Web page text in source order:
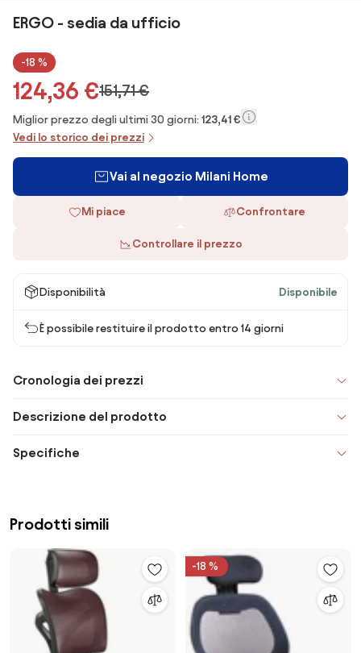
ERGO - sedia da ufficio
-18 %
124,36 €151,71 €
Miglior prezzo degli ultimi 30 giorni: 123,41 €
Vedi lo storico dei prezzi
Vai al negozio Milani Home
Mi piace Confrontare
Controllare il prezzo
Disponibilità Disponibile
È possibile restituire il prodotto entro 14 giorni
Cronologia dei prezzi
Descrizione del prodotto
Specifiche
Prodotti simili
-18 %